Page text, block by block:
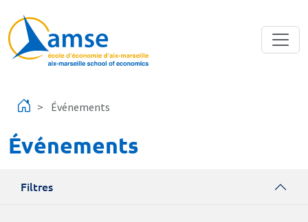
Événements
Événements
Filtres